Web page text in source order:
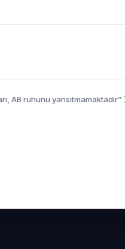
AB ruhunu yansıtmamaktadır”